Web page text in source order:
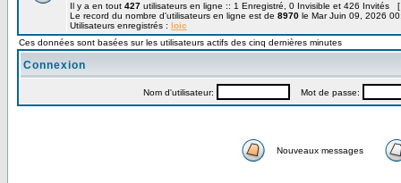
Il y a en tout 427 utilisateurs en ligne :: 1 Enregistré, 0 Invisible et 426 Invités [
Le record du nombre d'utilisateurs en ligne est de 8970 le Mar Juin 09, 2026
Utilisateurs enregistrés : loic
Ces données sont basées sur les utilisateurs actifs des cinq dernières minutes
Connexion
Nom d'utilisateur: Mot de passe:
Nouveaux messages